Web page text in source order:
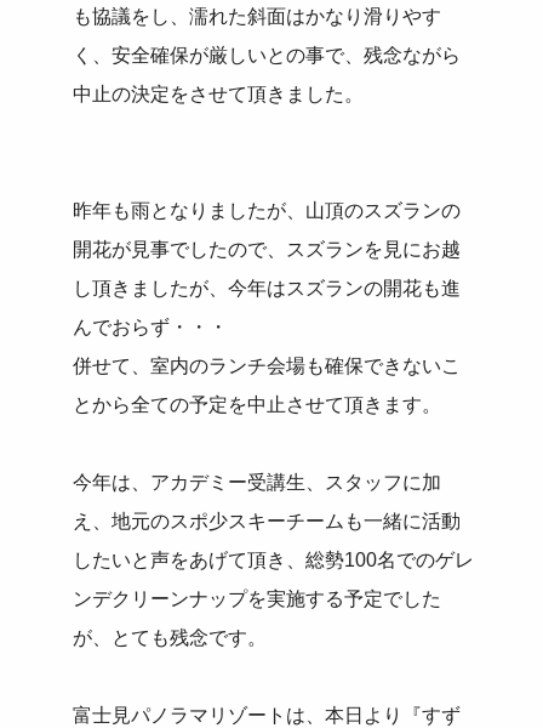
も協議をし、濡れた斜面はかなり滑りやす
く、安全確保が厳しいとの事で、残念ながら
中止の決定をさせて頂きました。
昨年も雨となりましたが、山頂のスズランの
開花が見事でしたので、スズランを見にお越
し頂きましたが、今年はスズランの開花も進
んでおらず・・・
併せて、室内のランチ会場も確保できないこ
とから全ての予定を中止させて頂きます。
今年は、アカデミー受講生、スタッフに加
え、地元のスポ少スキーチームも一緒に活動
したいと声をあげて頂き、総勢100名でのゲレ
ンデクリーンナップを実施する予定でした
が、とても残念です。
富士見パノラマリゾートは、本日より『すず